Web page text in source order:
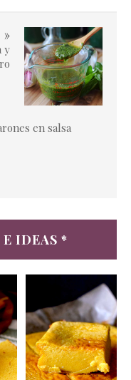
»
y
en salsa
IDEAS *